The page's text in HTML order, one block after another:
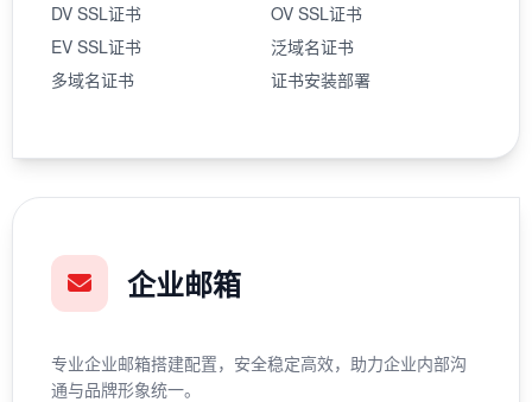
DV SSL证书
OV SSL证书
EV SSL证书
泛域名证书
多域名证书
证书安装部署
企业邮箱
专业企业邮箱搭建配置，安全稳定高效，助力企业内部沟
通与品牌形象统一。